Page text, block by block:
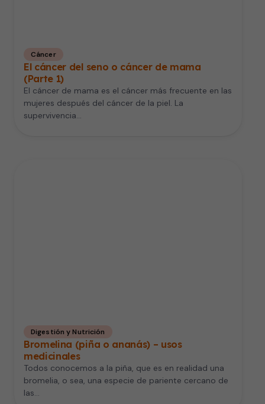
Cáncer
El cáncer del seno o cáncer de mama
(Parte 1)
El cáncer de mama es el cáncer más frecuente en las
mujeres después del cáncer de la piel. La
supervivencia…
Digestión y Nutrición
Bromelina (piña o ananás) – usos
medicinales
Todos conocemos a la piña, que es en realidad una
bromelia, o sea, una especie de pariente cercano de
las…